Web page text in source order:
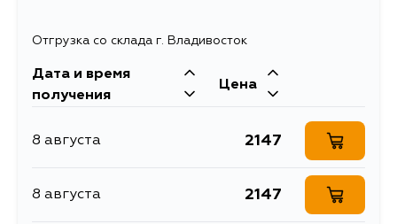
Отгрузка со склада г. Владивосток
Дата и время
получения
Цена
8 августа 2147
8 августа 2147